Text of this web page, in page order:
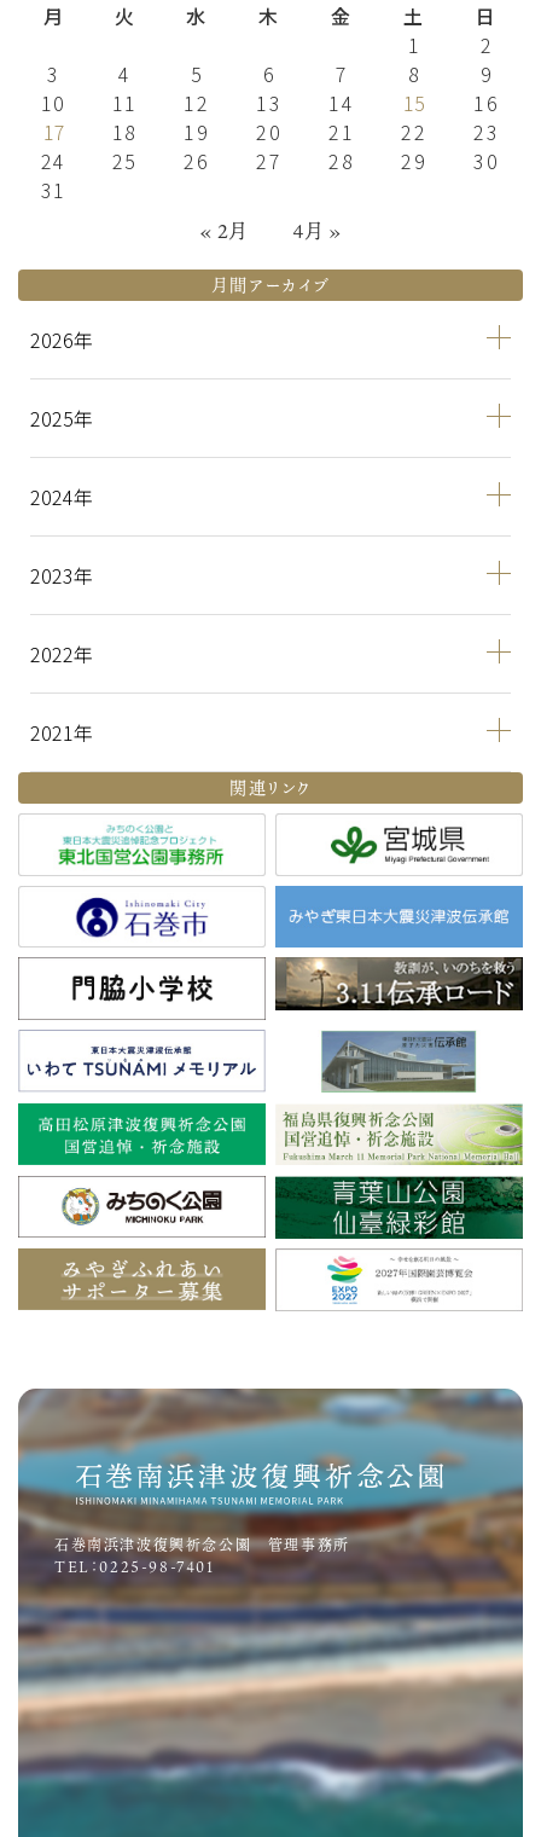
月
火 水 木 金 土
日
1
2
3
4 5 6 7 8
9
10
11 12 13 14 15
16
17
18 19 20 21 22
23
24
25 26 27 28 29
30
31
« 2月
4月 »
月間アーカイブ
2026
2025
2024
2023
2022
2021
関連リンク
石巻南浜津波復興祈念公園 管理事務所
TEL：0225-98-7401